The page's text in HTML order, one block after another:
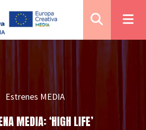
Estrenes MEDIA
MEDIA: ‘HIGH LIFE’